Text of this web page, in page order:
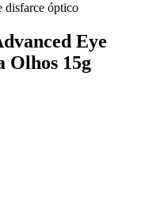
disfarce óptico
Eye
Olhos 15g